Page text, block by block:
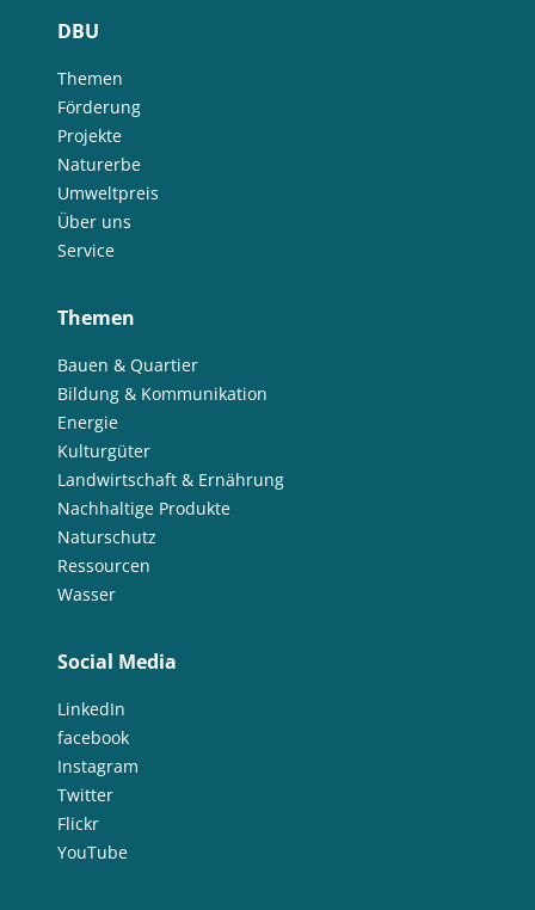
DBU
Themen
Förderung
Projekte
Naturerbe
Umweltpreis
Über uns
Service
Themen
Bauen & Quartier
Bildung & Kommunikation
Energie
Kulturgüter
Landwirtschaft & Ernährung
Nachhaltige Produkte
Naturschutz
Ressourcen
Wasser
Social Media
LinkedIn
facebook
Instagram
Twitter
Flickr
YouTube